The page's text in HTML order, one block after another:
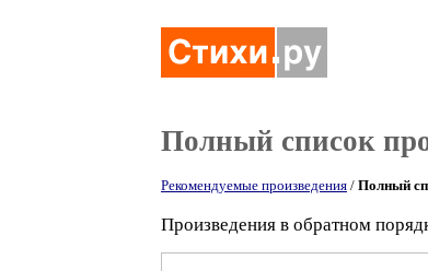
Полный список
Рекомендуемые произведения / Полный
Произведения в обратном